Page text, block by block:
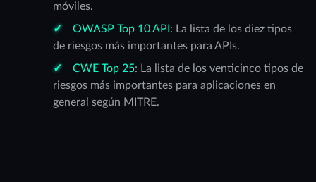
móviles.
OWASP Top 10 API : La lista de los diez tipos
de riesgos más importantes para APIs.
CWE Top 25: La lista de los venticinco tipos de
riesgos más importantes para aplicaciones en
general según MITRE.